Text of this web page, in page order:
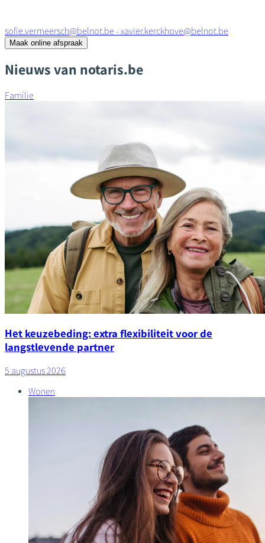
sofie.vermeersch@belnot.be - xavier.kerckhove@belnot.be
Maak online afspraak
Nieuws van notaris.be
Familie
Het keuzebeding: extra flexibiliteit voor de
langstlevende partner
5 augustus 2026
Wonen